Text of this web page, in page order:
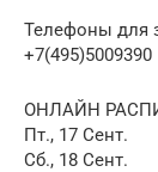
Телефоны для
+7(495)5009390
ОНЛАЙН
Пт., 17 Сент.
Сб., 18 Сент.